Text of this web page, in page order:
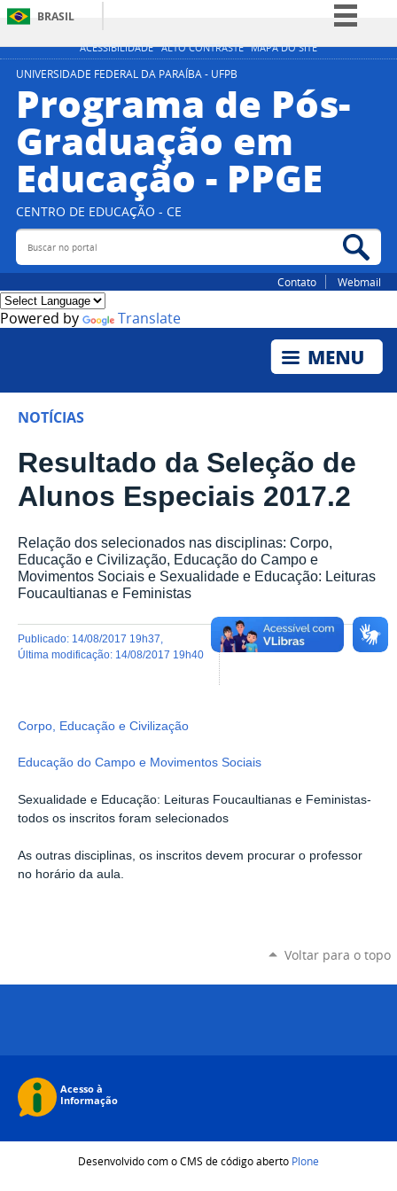
ACESSIBILIDADE ALTO CONTRASTE MAPA DO SITE
BRASIL
Simplifique!
Participe
Legislação
Canais
UNIVERSIDADE FEDERAL DA PARAÍBA - UFPB
Programa de Pós-
Graduação em
Educação - PPGE
CENTRO DE EDUCAÇÃO - CE
Buscar no portal
Contato Webmail
Powered by Translate
NOTÍCIAS
Resultado da Seleção de
Alunos Especiais 2017.2
Relação dos selecionados nas disciplinas: Corpo,
Educação e Civilização, Educação do Campo e
Movimentos Sociais e Sexualidade e Educação: Leituras
Foucaultianas e Feministas
publicado: 14/08/2017 19h37
última modificação: 14/08/2017 19h40
Corpo, Educação e Civilização
Educação do Campo e Movimentos Sociais
Sexualidade e Educação: Leituras Foucaultianas e Feministas-
todos os inscritos foram selecionados
As outras disciplinas, os inscritos devem procurar o professor
no horário da aula.
Voltar para o topo
Desenvolvido com o CMS de código aberto Plone